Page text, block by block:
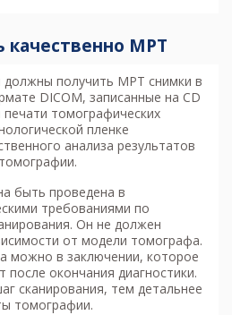
качественно МРТ
должны получить МРТ снимки в
DICOM, записанные на CD
томографических
пленке
анализа результатов
быть проведена в
требованиями по
Он не должен
от модели томографа.
можно в заключении, которое
после окончания диагностики.
сканирования, тем детальнее
томографии.